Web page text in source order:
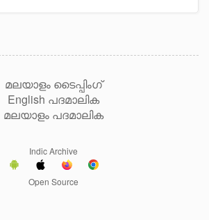
മലയാളം ടൈപ്പിംഗ്
English പദമാലിക
മലയാളം പദമാലിക
Indic Archive
Open Source